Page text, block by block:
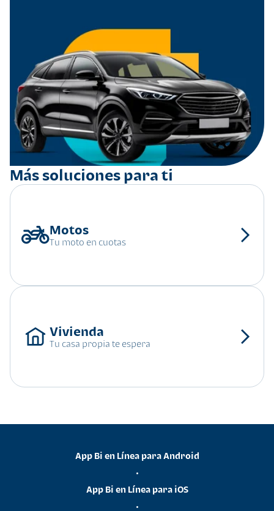
Más soluciones para ti
Tu moto en cuotas
Tu casa propia te espera
App Bi en Línea para Android
•
App Bi en Línea para iOS
•